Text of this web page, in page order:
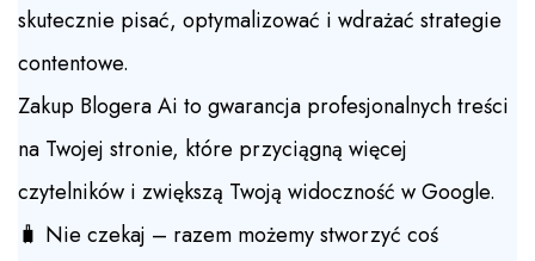
skutecznie pisać, optymalizować i wdrażać strategie
contentowe.
Zakup Blogera Ai to gwarancja profesjonalnych treści
na Twojej stronie, które przyciągną więcej
czytelników i zwiększą Twoją widoczność w Google.
🧳 Nie czekaj – razem możemy stworzyć coś